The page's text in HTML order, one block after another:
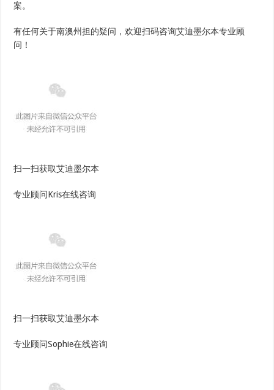
案。
有任何关于南澳州担的疑问，欢迎扫码咨询艾迪墨尔本专业顾
问！
扫一扫获取艾迪墨尔本
专业顾问Kris在线咨询
扫一扫获取艾迪墨尔本
专业顾问Sophie在线咨询